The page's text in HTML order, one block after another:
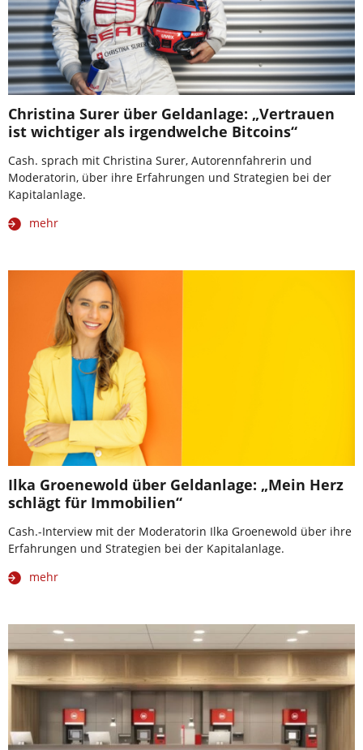
Christina Surer über Geldanlage: „Vertrauen
ist wichtiger als irgendwelche Bitcoins“
Cash. sprach mit Christina Surer, Autorennfahrerin und
Moderatorin, über ihre Erfahrungen und Strategien bei der
Kapitalanlage.
mehr
Ilka Groenewold über Geldanlage: „Mein Herz
schlägt für Immobilien“
Cash.-Interview mit der Moderatorin Ilka Groenewold über ihre
Erfahrungen und Strategien bei der Kapitalanlage.
mehr